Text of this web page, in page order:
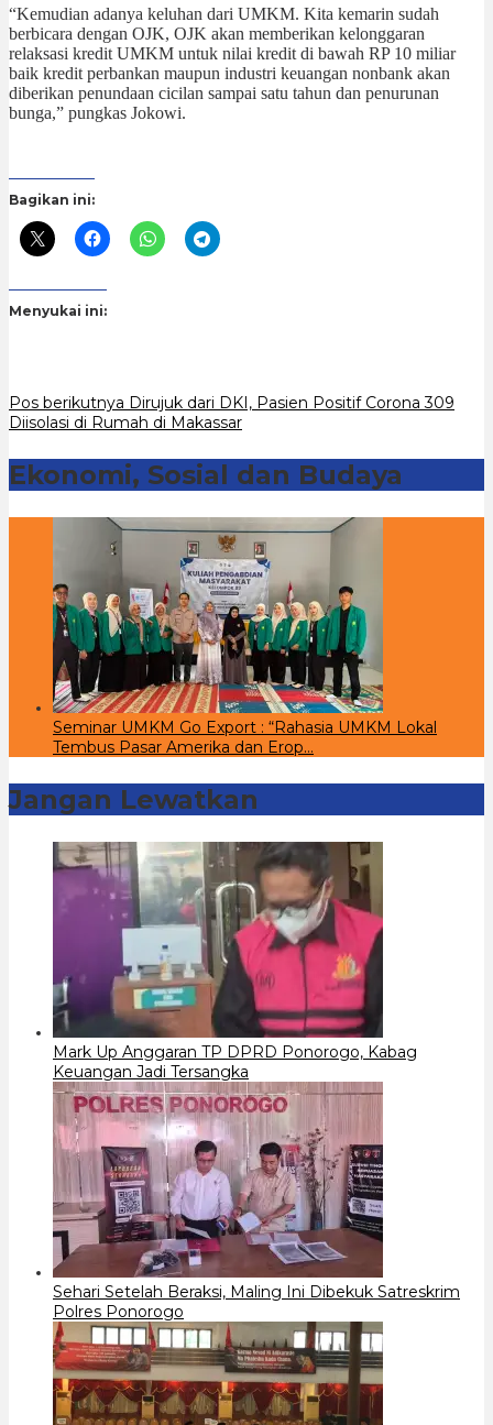
“Kemudian adanya keluhan dari UMKM. Kita kemarin sudah
berbicara dengan OJK, OJK akan memberikan kelonggaran
relaksasi kredit UMKM untuk nilai kredit di bawah RP 10 miliar
baik kredit perbankan maupun industri keuangan nonbank akan
diberikan penundaan cicilan sampai satu tahun dan penurunan
bunga,” pungkas Jokowi.
Bagikan ini:
Menyukai ini:
Navigasi
Pos berikutnya Dirujuk dari DKI, Pasien Positif Corona 309
Diisolasi di Rumah di Makassar
Ekonomi, Sosial dan Budaya
Seminar UMKM Go Export : “Rahasia UMKM Lokal
Tembus Pasar Amerika dan Erop…
Jangan Lewatkan
Mark Up Anggaran TP DPRD Ponorogo, Kabag
Keuangan Jadi Tersangka
Sehari Setelah Beraksi, Maling Ini Dibekuk Satreskrim
Polres Ponorogo